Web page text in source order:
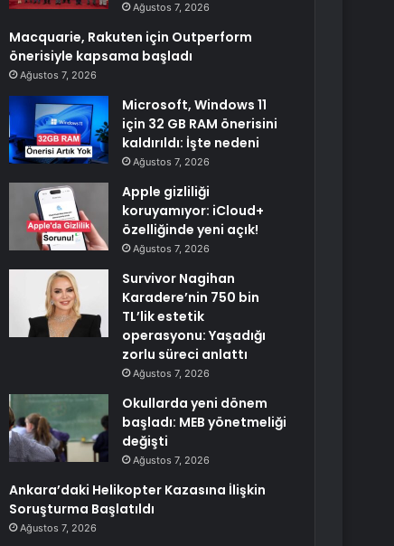
Ağustos 7, 2026
Macquarie, Rakuten için Outperform
önerisiyle kapsama başladı
Ağustos 7, 2026
Microsoft, Windows 11
için 32 GB RAM önerisini
kaldırıldı: İşte nedeni
Ağustos 7, 2026
Apple gizliliği
koruyamıyor: iCloud+
özelliğinde yeni açık!
Ağustos 7, 2026
Survivor Nagihan
Karadere’nin 750 bin
TL’lik estetik
operasyonu: Yaşadığı
zorlu süreci anlattı
Ağustos 7, 2026
Okullarda yeni dönem
başladı: MEB yönetmeliği
değişti
Ağustos 7, 2026
Ankara’daki Helikopter Kazasına İlişkin
Soruşturma Başlatıldı
Ağustos 7, 2026